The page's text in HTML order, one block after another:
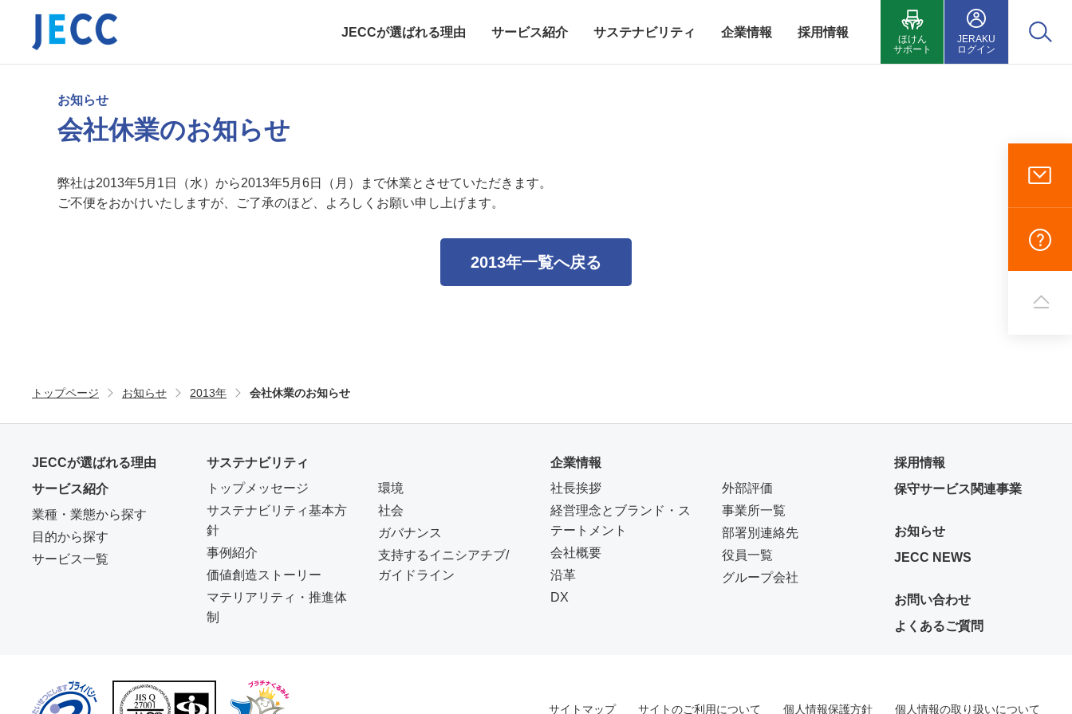
JECCが選ばれる理由 サービス紹介 サステナビリティ 企業情報 採用情報
ほけん
サポート
JERAKU
ログイン
お知らせ
会社休業のお知らせ
弊社は2013年5月1日（水）から2013年5月6日（月）まで休業とさせていただきます。
ご不便をおかけいたしますが、ご了承のほど、よろしくお願い申し上げます。
2013年一覧へ戻る
トップページ お知らせ 2013年 会社休業のお知らせ
JECCが選ばれる理由
サービス紹介
業種・業態から探す
目的から探す
サービス一覧
サステナビリティ
トップメッセージ
サステナビリティ基本方
針
事例紹介
価値創造ストーリー
マテリアリティ・推進体
制
環境
社会
ガバナンス
支持するイニシアチブ/
ガイドライン
企業情報
社長挨拶
経営理念とブランド・ス
テートメント
会社概要
沿革
DX
外部評価
事業所一覧
部署別連絡先
役員一覧
グループ会社
採用情報
保守サービス関連事業
お知らせ
JECC NEWS
お問い合わせ
よくあるご質問
サイトマップ サイトのご利用について 個人情報保護方針 個人情報の取り扱いについて